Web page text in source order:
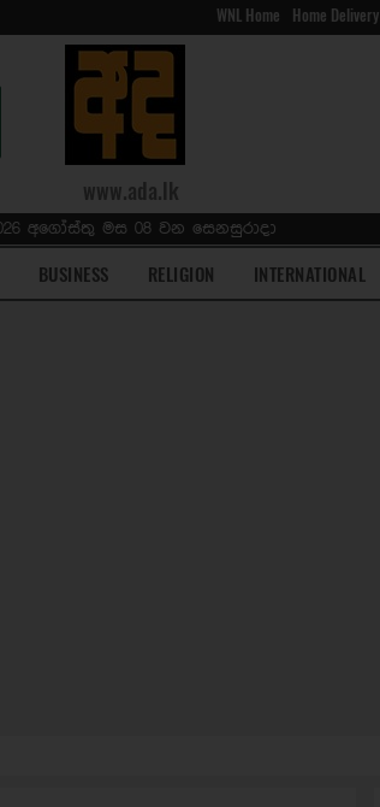
WNL Home Home Delivery
www.ada.lk
අගෝස්තු මස 08 වන සෙනසුරාදා
BUSINESS RELIGION INTERNATIONAL